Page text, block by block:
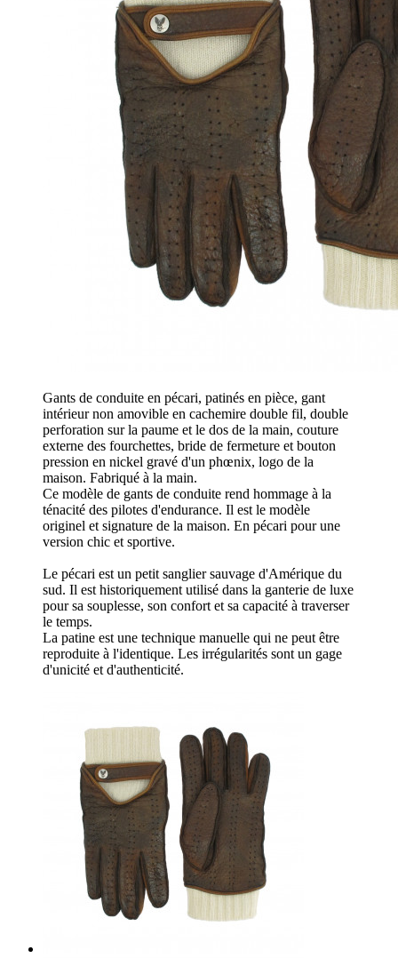
Gants de conduite en pécari, patinés en pièce, gant
intérieur non amovible en cachemire double fil, double
perforation sur la paume et le dos de la main, couture
externe des fourchettes, bride de fermeture et bouton
pression en nickel gravé d'un phœnix, logo de la
maison. Fabriqué à la main.
Ce modèle de gants de conduite rend hommage à la
ténacité des pilotes d'endurance. Il est le modèle
originel et signature de la maison. En pécari pour une
version chic et sportive.
Le pécari est un petit sanglier sauvage d'Amérique du
sud. Il est historiquement utilisé dans la ganterie de luxe
pour sa souplesse, son confort et sa capacité à traverser
le temps.
La patine est une technique manuelle qui ne peut être
reproduite à l'identique. Les irrégularités sont un gage
d'unicité et d'authenticité.